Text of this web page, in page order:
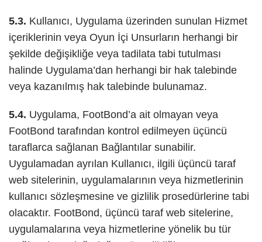
5.3. Kullanıcı, Uygulama üzerinden sunulan Hizmet
içeriklerinin veya Oyun İçi Unsurların herhangi bir
şekilde değişikliğe veya tadilata tabi tutulması
halinde Uygulama’dan herhangi bir hak talebinde
veya kazanılmış hak talebinde bulunamaz.
5.4. Uygulama, FootBond’a ait olmayan veya
FootBond tarafından kontrol edilmeyen üçüncü
taraflarca sağlanan Bağlantılar sunabilir.
Uygulamadan ayrılan Kullanıcı, ilgili üçüncü taraf
web sitelerinin, uygulamalarının veya hizmetlerinin
kullanıcı sözleşmesine ve gizlilik prosedürlerine tabi
olacaktır. FootBond, üçüncü taraf web sitelerine,
uygulamalarına veya hizmetlerine yönelik bu tür